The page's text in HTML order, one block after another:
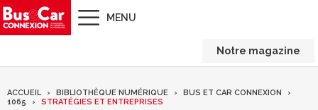
MENU
Notre magazine
ACCUEIL BIBLIOTHÈQUE NUMÉRIQUE
BUS ET CAR CONNEXION
1065
STRATÉGIES ET ENTREPRISES